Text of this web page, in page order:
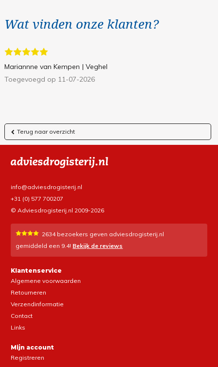
Wat vinden onze klanten?
Mariannne van Kempen | Veghel
Toegevoegd op 11-07-2026
Terug naar overzicht
info@adviesdrogisterij.nl
+31 (0) 577 700207
© Adviesdrogisterij.nl 2009-2026
2634bezoekers geven adviesdrogisterij.nl
gemiddeld een 9.4! Bekijk de reviews
Klantenservice
Algemene voorwaarden
Retourneren
Verzendinformatie
Contact
Links
Mijn account
Registreren